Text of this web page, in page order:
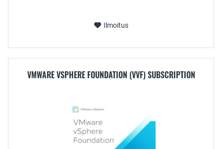
Ilmoitus
VMWARE VSPHERE FOUNDATION (VVF) SUBSCRIPTION